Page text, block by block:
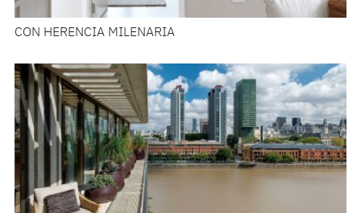
CON HERENCIA MILENARIA